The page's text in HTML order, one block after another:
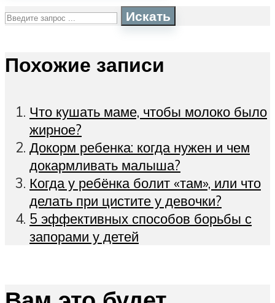
Искать
Похожие записи
Что кушать маме, чтобы молоко было
жирное?
Докорм ребенка: когда нужен и чем
докармливать малыша?
Когда у ребёнка болит «там», или что
делать при цистите у девочки?
5 эффективных способов борьбы с
запорами у детей